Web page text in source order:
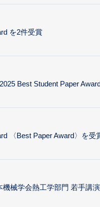
を2件受賞
Best Student Paper
〈Best Paper Award〉を受
機械学会熱工学部門 若手講